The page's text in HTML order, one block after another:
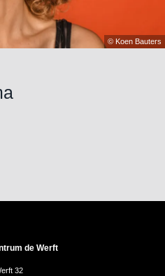
© Koen Bauters
de Werft
32